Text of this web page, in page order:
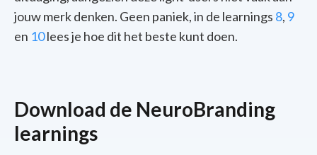
jouw merk denken. Geen paniek, in de learnings 8, 9
en 10lees je hoe dit het beste kunt doen.
Download de NeuroBranding
learnings